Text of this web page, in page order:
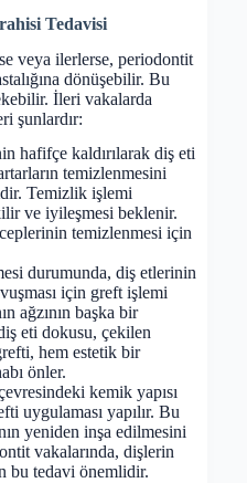
Tedavisi
veya ilerlerse, periodontit
dönüşebilir. Bu
İleri vakalarda
şunlardır:
hafifçe kaldırılarak diş eti
temizlenmesini
Temizlik işlemi
ve iyileşmesi beklenir.
temizlenmesi için
durumunda, diş etlerinin
için greft işlemi
ağzının başka bir
eti dokusu, çekilen
hem estetik bir
önler.
kemik yapısı
uygulaması yapılır. Bu
yeniden inşa edilmesini
vakalarında, dişlerin
bu tedavi önemlidir.